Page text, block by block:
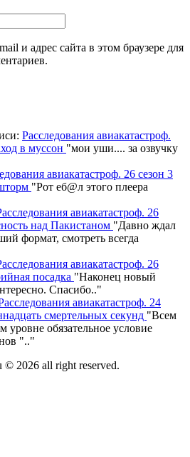
и адрес сайта в этом браузере для
Расследования авиакатастроф.
в муссон "мои уши.... за озвучку
авиакатастроф. 26 сезон 3
"Рот еб@л этого плеера
авиакатастроф. 26
над Пакистаном "Давно ждал
формат, смотреть всегда
авиакатастроф. 26
посадка "Наконец новый
Спасибо.."
авиакатастроф. 24
смертельных секунд "Всем
уровне обязательное условие
".."
© 2026 all right reserved.